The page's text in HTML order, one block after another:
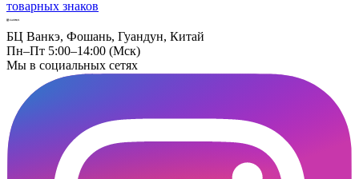
товарных знаков
БЦ Ванкэ, Фошань, Гуандун, Китай
Пн–Пт 5:00–14:00 (Мск)
Мы в социальных сетях